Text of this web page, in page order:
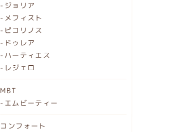
-ジョリア
-メフィスト
-ピコリノス
-ドゥレア
-ハーティエス
-レジェロ
MBT
-エムビーティー
コンフォート